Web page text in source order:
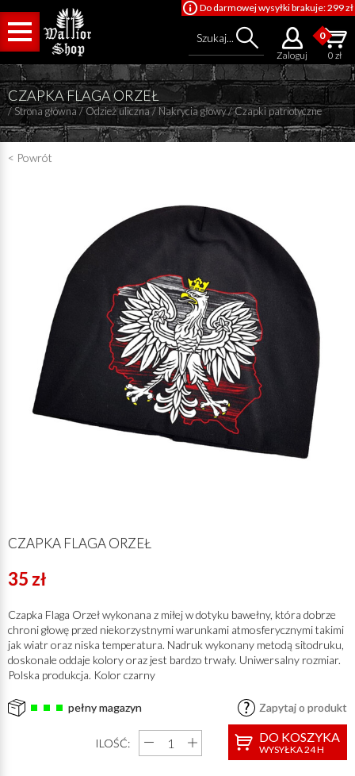
Szukaj...
Cena do
Zaloguj
Do darmowej wysyłki brakuje: 299 zł
0
0 zł
CZAPKA FLAGA ORZEŁ
/Strona główna/Odzież uliczna/ Nakrycia głowy/Czapki patriotyczne
< Powrót
CZAPKA FLAGA ORZEŁ
35 zł
Czapka Flaga Orzeł wykonana z miłej w dotyku bawełny, która dobrze
chroni głowę przed niekorzystnymi warunkami atmosferycznymi takimi
jak wiatr oraz niska temperatura. Nadruk wykonany metodą sitodruku,
doskonale oddaje kolory oraz jest bardzo trwały. Uniwersalny rozmiar.
Polska produkcja. Kolor czarny
pełny magazyn Zapytaj o produkt
ILOŚĆ: DO KOSZYKA
WYSYŁKA 24 H